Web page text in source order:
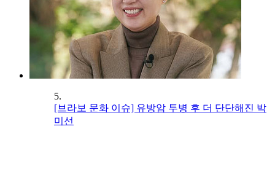
5.
[브라보 문화 이슈] 유방암 투병 후 더 단단해진 박
미선